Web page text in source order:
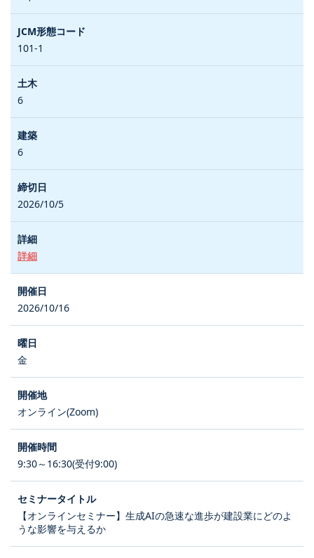
101-1
6
6
2026/10/5
詳細
2026/10/16
金
オンライン(Zoom)
9:30～16:30(受付9:00)
【オンラインセミナー】生成AIの急速な進歩が建設業にどのよ
うな影響を与えるか